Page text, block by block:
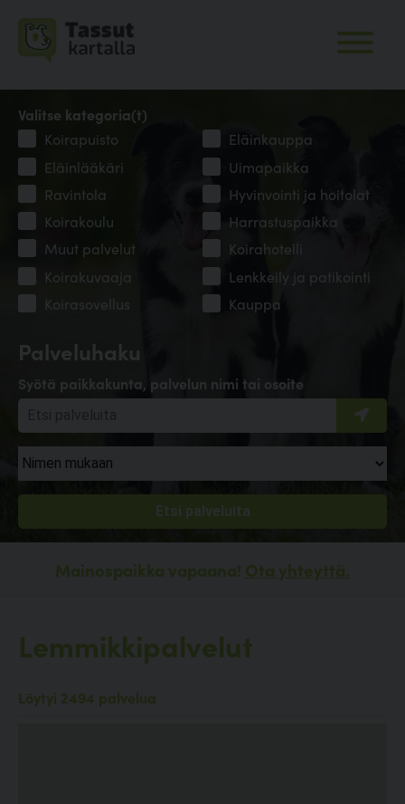
Palveluhaku
Syötä paikkakunta, palvelun nimi tai osoite
Valitse kategoria(t)
Koirapuisto
Eläinkauppa
Eläinlääkäri
Uimapaikka
Ravintola
Hyvinvointi ja hoitolat
Koirakoulu
Harrastuspaikka
Muut palvelut
Koirahotelli
Koirakuvaaja
Lenkkeily ja patikointi
Koirasovellus
Kauppa
Mainospaikka vapaana! Ota yhteyttä.
Lemmikkipalvelut
Löytyi 2494 palvelua